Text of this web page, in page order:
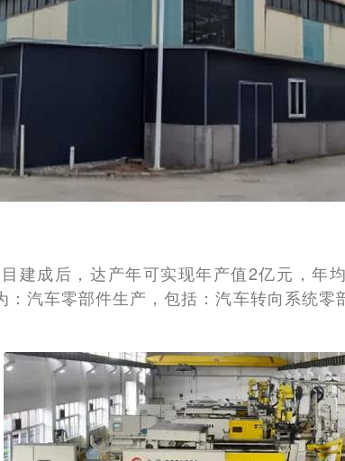
建成后，达产年可实现年产值2亿元，年
汽车零部件生产，包括：汽车转向系统